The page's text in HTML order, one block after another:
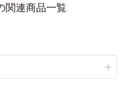
関連商品一覧